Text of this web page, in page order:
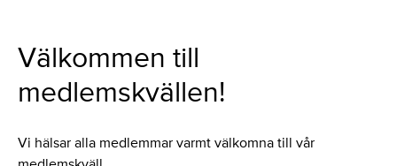
Välkommen till
medlemskvällen!
Vi hälsar alla medlemmar varmt välkomna till vår